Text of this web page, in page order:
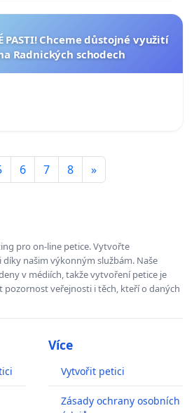
PASTI! Chceme důstojné využití
Radnických schodech
6 7 8 »
pro on-line petice. Vytvořte
našim výkonným službám. Naše
v médiích, takže vytvoření petice je
pozornost veřejnosti i těch, kteří o daných
Více
Vytvořit petici
Zásady ochrany osobních